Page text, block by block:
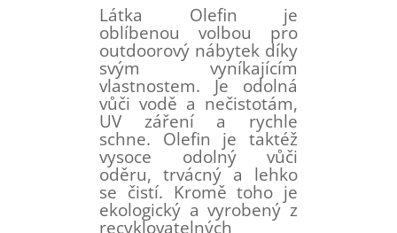
Látka Olefin je
oblíbenou volbou pro
outdoorový nábytek díky
svým vyníkajícím
vlastnostem. Je odolná
vůči vodě a nečistotám,
UV záření a rychle
schne. Olefin je taktéž
vysoce odolný vůči
oděru, trvácný a lehko
se čistí. Kromě toho je
ekologický a vyrobený z
recyklovatelných